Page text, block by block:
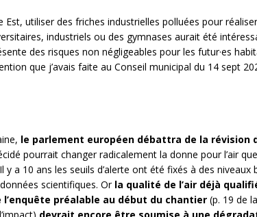
Est, utiliser des friches industrielles polluées pour
industriels ou des gymnases aurait été
des risques non négligeables pour les futur·es
que j’avais faite au Conseil municipal du 14 sept
le parlement européen débattra de la révision
pourrait changer radicalement la donne pour l’air
y a 10 ans les seuils d’alerte ont été fixés à des niveaux
scientifiques. Or la qualité de l’air déjà
l’enquête préalable au début du chantier (p. 19 de